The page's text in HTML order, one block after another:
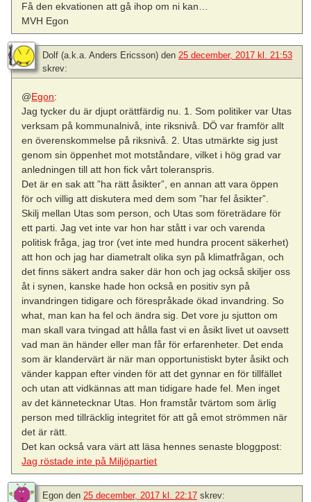
Få den ekvationen att gå ihop om ni kan…
MVH Egon
Dolf (a.k.a. Anders Ericsson) den 25 december, 2017 kl. 21:53
skrev:
@Egon:
Jag tycker du är djupt orättfärdig nu. 1. Som politiker var Utas
verksam på kommunalnivå, inte riksnivå. DÖ var framför allt
en överenskommelse på riksnivå. 2. Utas utmärkte sig just
genom sin öppenhet mot motståndare, vilket i hög grad var
anledningen till att hon fick vårt toleranspris.
Det är en sak att ”ha rätt åsikter”, en annan att vara öppen
för och villig att diskutera med dem som ”har fel åsikter”.
Skilj mellan Utas som person, och Utas som företrädare för
ett parti. Jag vet inte var hon har stått i var och varenda
politisk fråga, jag tror (vet inte med hundra procent säkerhet)
att hon och jag har diametralt olika syn på klimatfrågan, och
det finns säkert andra saker där hon och jag också skiljer oss
åt i synen, kanske hade hon också en positiv syn på
invandringen tidigare och förespråkade ökad invandring. So
what, man kan ha fel och ändra sig. Det vore ju sjutton om
man skall vara tvingad att hålla fast vi en åsikt livet ut oavsett
vad man än händer eller man får för erfarenheter. Det enda
som är klandervärt är när man opportunistiskt byter åsikt och
vänder kappan efter vinden för att det gynnar en för tillfället
och utan att vidkännas att man tidigare hade fel. Men inget
av det kännetecknar Utas. Hon framstår tvärtom som ärlig
person med tillräcklig integritet för att gå emot strömmen när
det är rätt.
Det kan också vara värt att läsa hennes senaste bloggpost:
Jag röstade inte på Miljöpartiet
Egon den 25 december, 2017 kl. 22:17 skrev: